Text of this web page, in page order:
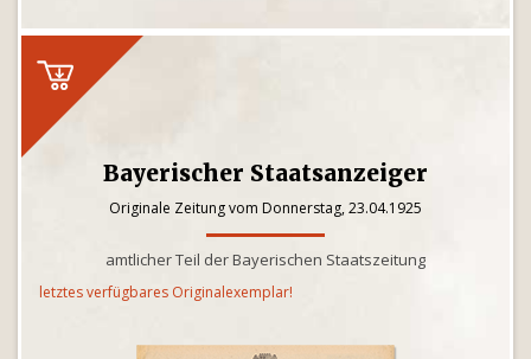
Bayerischer Staatsanzeiger
Originale Zeitung vom Donnerstag, 23.04.1925
amtlicher Teil der Bayerischen Staatszeitung
letztes verfügbares Originalexemplar!